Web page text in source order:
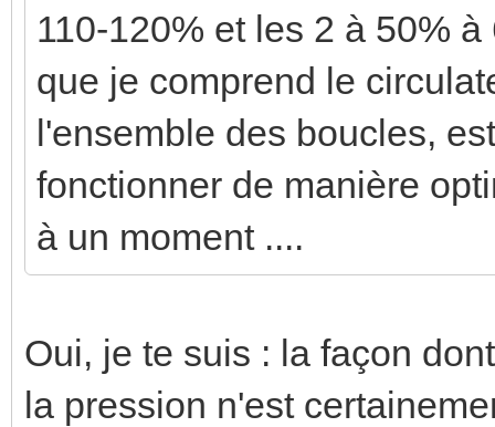
110-120% et les 2 à 50%
que je comprend le
l'ensemble des boucles,
fonctionner de manière
à un moment ....
Oui, je te suis : la façon
la pression n'est